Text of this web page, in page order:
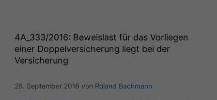
4A_333/2016: Beweislast für das Vorliegen
einer Doppelversicherung liegt bei der
Versicherung
26. September 2016 von Roland Bachmann
braucht sie,
damit die
Website